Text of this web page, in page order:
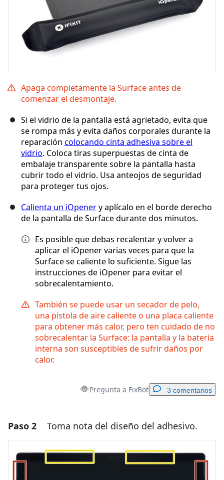
Apaga completamente la Surface antes de
comenzar el desmontaje.
Si el vidrio de la pantalla está agrietado, evita que
se rompa más y evita daños corporales durante la
reparación colocando cinta adhesiva sobre el
vidrio. Coloca tiras superpuestas de cinta de
embalaje transparente sobre la pantalla hasta
cubrir todo el vidrio. Usa anteojos de seguridad
para proteger tus ojos.
Calienta un iOpenery aplícalo en el borde derecho
de la pantalla de Surface durante dos minutos.
Es posible que debas recalentar y volver a
aplicar el iOpener varias veces para que la
Surface se caliente lo suficiente. Sigue las
instrucciones de iOpener para evitar el
sobrecalentamiento.
También se puede usar un secador de pelo,
una pistola de aire caliente o una placa caliente
para obtener más calor, pero ten cuidado de no
sobrecalentar la Surface: la pantalla y la batería
interna son susceptibles de sufrir daños por
calor.
Pregunta a FixBot 3 comentarios
Agregar un comentario
Agregar Comentario
Paso 2 Toma nota del diseño del adhesivo.